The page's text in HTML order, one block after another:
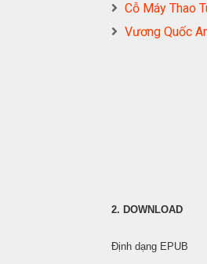
Cỗ Máy Thao
Vương Quốc
2. DOWNLOAD
Định dạng